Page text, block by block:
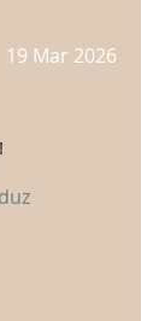
19 Mar 2026